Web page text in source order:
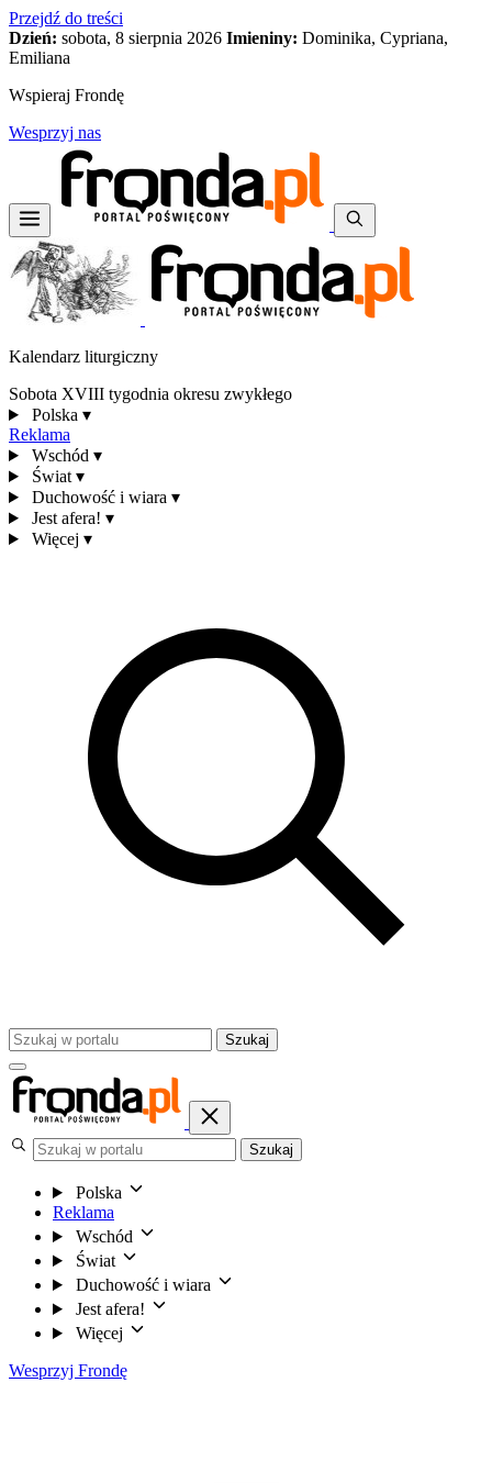
Przejdź do treści
Dzień: sobota, 8 sierpnia 2026 Imieniny: Dominika, Cypriana,
Emiliana
Wspieraj Frondę
Wesprzyj nas
Kalendarz liturgiczny
Sobota XVIII tygodnia okresu zwykłego
Polska ▾
Reklama
Wschód ▾
Świat ▾
Duchowość i wiara ▾
Jest afera! ▾
Więcej ▾
Szukaj
Szukaj
Polska
Reklama
Wschód
Świat
Duchowość i wiara
Jest afera!
Więcej
Wesprzyj Frondę